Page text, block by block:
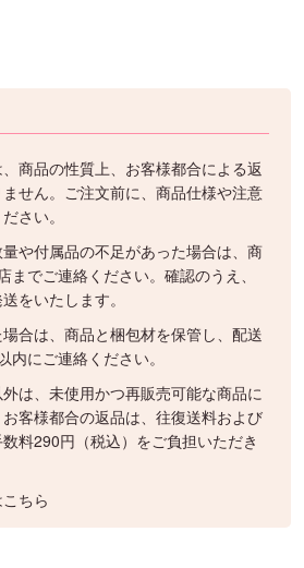
商品の性質上、お客様都合による返
せん。ご注文前に、商品仕様や注意
さい。
や付属品の不足があった場合は、商
までご連絡ください。確認のうえ、
をいたします。
合は、商品と梱包材を保管し、配送
にご連絡ください。
は、未使用かつ再販売可能な商品に
客様都合の返品は、往復送料および
料290円（税込）をご負担いただき
ちら